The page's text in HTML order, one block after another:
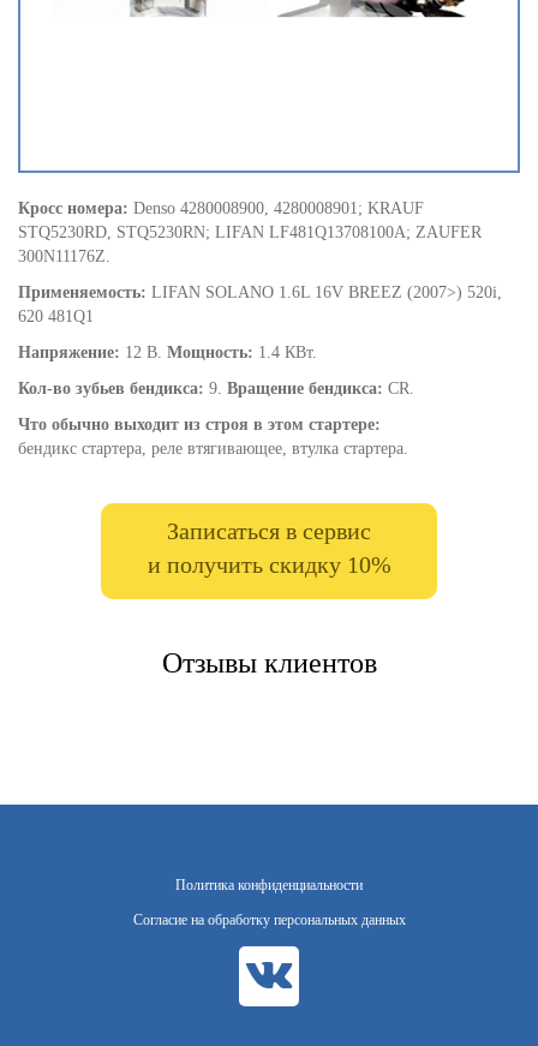
Кросс номера: Denso 4280008900, 4280008901; KRAUF
STQ5230RD, STQ5230RN; LIFAN LF481Q13708100A; ZAUFER
300N11176Z.
Применяемость: LIFAN SOLANO 1.6L 16V BREEZ (2007>) 520i,
620 481Q1
Напряжение: 12 В. Мощность: 1.4 КВт.
Кол-во зубьев бендикса: 9. Вращение бендикса: CR.
Что обычно выходит из строя в этом стартере:
бендикс стартера, реле втягивающее, втулка стартера.
Записаться в сервис
и получить скидку 10%
Отзывы клиентов
Политика конфиденциальности
Согласие на обработку персональных данных